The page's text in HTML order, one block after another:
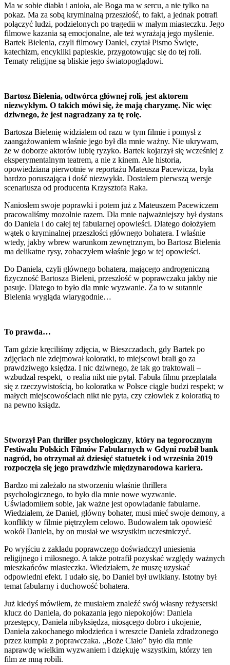
Ma w sobie diabła i anioła, ale Boga ma w sercu, a nie tylko na
pokaz. Ma za sobą kryminalną przeszłość, to fakt, a jednak potrafi
połączyć ludzi, podzielonych po tragedii w małym miasteczku. Jego
filmowe kazania są emocjonalne, ale też wyrażają jego myślenie.
Bartek Bielenia, czyli filmowy Daniel, czytał Pismo Święte,
katechizm, encykliki papieskie, przygotowując się do tej roli.
Tematy religijne są bliskie jego światopoglądowi.
Bartosz Bielenia, odtwórca głównej roli, jest aktorem
niezwykłym. O takich mówi się, że mają charyzmę. Nic więc
dziwnego, że jest nagradzany za tę rolę.
Bartosza Bielenię widziałem od razu w tym filmie i pomysł z
zaangażowaniem właśnie jego był dla mnie ważny. Nie ukrywam,
że w doborze aktorów lubię ryzyko. Bartek kojarzył się wcześniej z
eksperymentalnym teatrem, a nie z kinem. Ale historia,
opowiedziana pierwotnie w reportażu Mateusza Pacewicza, była
bardzo poruszająca i dość niezwykła. Dostałem pierwszą wersje
scenariusza od producenta Krzysztofa Raka.
Naniosłem swoje poprawki i potem już z Mateuszem Pacewiczem
pracowaliśmy mozolnie razem. Dla mnie najważniejszy był dystans
do Daniela i do całej tej fabularnej opowieści. Dlatego dołożyłem
wątek o kryminalnej przeszłości głównego bohatera. I właśnie
wtedy, jakby wbrew warunkom zewnętrznym, bo Bartosz Bielenia
ma delikatne rysy, zobaczyłem właśnie jego w tej opowieści.
Do Daniela, czyli głównego bohatera, mającego androgeniczną
fizyczność Bartosza Bieleni, przeszłość w poprawczaku jakby nie
pasuje. Dlatego to było dla mnie wyzwanie. Za to w sutannie
Bielenia wygląda wiarygodnie…
To prawda…
Tam gdzie kręciliśmy zdjęcia, w Bieszczadach, gdy Bartek po
zdjęciach nie zdejmował koloratki, to miejscowi brali go za
prawdziwego księdza. I nic dziwnego, że tak go traktowali –
wzbudzał respekt, o realia nikt nie pytał. Fabuła filmu przeplatała
się z rzeczywistością, bo koloratka w Polsce ciągle budzi respekt; w
małych miejscowościach nikt nie pyta, czy człowiek z koloratką to
na pewno ksiądz.
Stworzył Pan thriller psychologiczny, który na tegorocznym
Festiwalu Polskich Filmów Fabularnych w Gdyni rozbił bank
nagród, bo otrzymał aż dziesięć statuetek i od września 2019
rozpoczęła się jego prawdziwie międzynarodowa kariera.
Bardzo mi zależało na stworzeniu właśnie thrillera
psychologicznego, to było dla mnie nowe wyzwanie.
Uświadomiłem sobie, jak ważne jest opowiadanie fabularne.
Wiedziałem, że Daniel, główny bohater, musi mieć swoje demony, a
konflikty w filmie piętrzyłem celowo. Budowałem tak opowieść
wokół Daniela, by on musiał we wszystkim uczestniczyć.
Po wyjściu z zakładu poprawczego doświadczył uniesienia
religijnego i miłosnego. A także potrafił pozyskać względy ważnych
mieszkańców miasteczka. Wiedziałem, że muszę uzyskać
odpowiedni efekt. I udało się, bo Daniel był uwikłany. Istotny był
temat fabularny i duchowość bohatera.
Już kiedyś mówiłem, że musiałem znaleźć swój własny reżyserski
klucz do Daniela, do pokazania jego niepokojów: Daniela
przestępcy, Daniela nibyksiędza, niosącego dobro i ukojenie,
Daniela zakochanego młodzieńca i wreszcie Daniela zdradzonego
przez kumpla z poprawczaka. „Boże Ciało” było dla mnie
naprawdę wielkim wyzwaniem i dziękuję wszystkim, którzy ten
film ze mną robili.